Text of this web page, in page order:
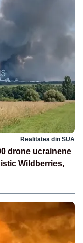
Realitatea din SUA
drone ucrainene
Wildberries,